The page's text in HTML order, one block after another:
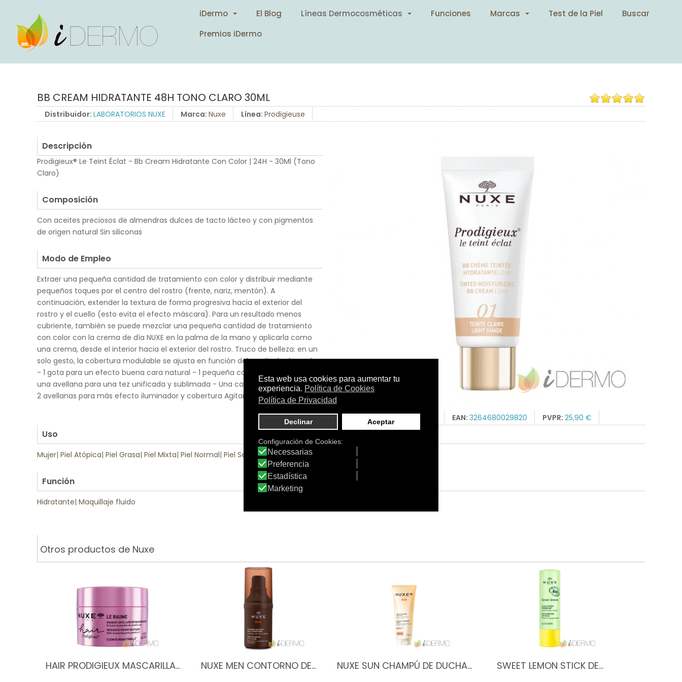
iDermo El Blog Líneas Dermocosméticas Funciones Marcas Test de la Piel
Buscar
Premios iDermo
BB CREAM HIDRATANTE 48H TONO CLARO 30ML
Distribuidor: LABORATORIOS NUXE Marca: Nuxe Línea: Prodigieuse
Tamaño: 49 EAN: 3264680029820 PVPR: 25,90 €
Descripción
Prodigieux® Le Teint Éclat - Bb Cream Hidratante Con Color | 24H - 30Ml (Tono
Claro)
Composición
Con aceites preciosos de almendras dulces de tacto lácteo y con pigmentos
de origen natural Sin siliconas
Modo de Empleo
Extraer una pequeña cantidad de tratamiento con color y distribuir mediante
pequeños toques por el centro del rostro (frente, nariz, mentón). A
continuación, extender la textura de forma progresiva hacia el exterior del
rostro y el cuello (esto evita el efecto máscara). Para un resultado menos
cubriente, también se puede mezclar una pequeña cantidad de tratamiento
con color con la crema de día NUXE en la palma de la mano y aplicarla como
una crema, desde el interior hacia el exterior del rostro. Truco de belleza: en un
solo gesto, la cobertura modulable se ajusta en función del resultado deseado:
- 1 gota para un efecto buena cara natural - 1 pequeña cantidad equivalente a
una avellana para una tez unificada y sublimada - Una cantidad equivalente a
2 avellanas para más efecto iluminador y cobertura Agitar antes de usar
Uso
Mujer| Piel Atópica| Piel Grasa| Piel Mixta| Piel Normal| Piel Seca |Piel Sensible|Pieles con Problemas
Función
Hidratante| Maquillaje fluido
Otros productos de Nuxe
HAIR PRODIGIEUX MASCARILLA… NUXE MEN CONTORNO DE… NUXE SUN CHAMPÚ DE DUCHA… SWEET LEMON STICK DE…